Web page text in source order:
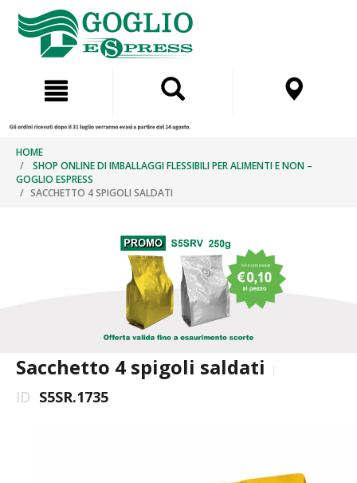
contenuto
HOME
SHOP ONLINE DI IMBALLAGGI FLESSIBILI PER ALIMENTI E NON –
GOGLIO ESPRESS
SACCHETTO 4 SPIGOLI SALDATI
Sacchetto 4 spigoli saldati
ID S5SR.1735